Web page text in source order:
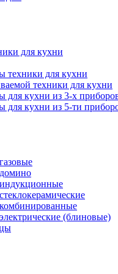
для кухни
техники для кухни
техники для кухни
для кухни из 3-х
для кухни из 5-ти
(блиновые)